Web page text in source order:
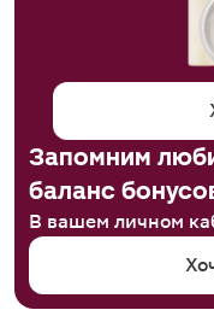
Запомним
баланс
В вашем личном